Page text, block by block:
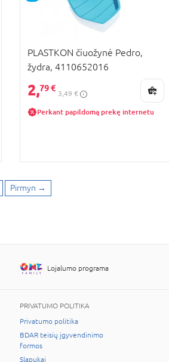
PLASTKON čiuožynė Pedro,
žydra, 4110652016
2,79 €
3,49 €
Perkant papildomą prekę internetu
Pirmyn →
Lojalumo programa
PRIVATUMO POLITIKA
Privatumo politika
BDAR teisių įgyvendinimo
formos
Slapukai